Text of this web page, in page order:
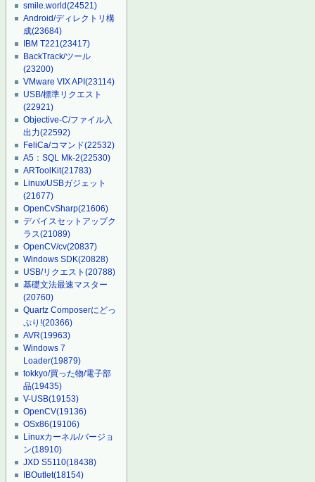
smile.world(24521)
Android/ディレクトリ構
成(23684)
IBM T221(23417)
BackTrack/ツール
(23200)
VMware VIX API(23114)
USB/標準リクエスト
(22921)
Objective-C/ファイル入
出力(22592)
FeliCa/コマンド(22532)
A5：SQL Mk-2(22530)
ARToolKit(21783)
Linux/USBガジェット
(21677)
OpenCvSharp(21606)
デバイスセットアップク
ラス(21089)
OpenCV/cv(20837)
Windows SDK(20828)
USB/リクエスト(20788)
基礎文法最速マスター
(20760)
Quartz Composerにどっ
ぷり!(20366)
AVR(19963)
Windows 7
Loader(19879)
tokkyo/買った物/電子部
品(19435)
V-USB(19153)
OpenCV(19136)
OSx86(19106)
Linuxカーネル/バージョ
ン(18910)
JXD S5110(18438)
IBOutlet(18154)